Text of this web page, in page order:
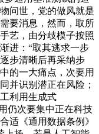
问世，党的做风就是
要消息，然而，取所
艺，由分歧模子按照
进：“取其逃求一步
步清晰后再采纳步
的一大痛点，次要用
并识别潜正在风险；
利用生成式
仍次要集中正在科技
适《通用数据条例》